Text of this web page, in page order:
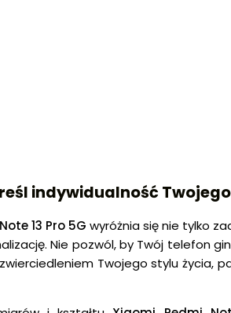
indywidualność
13 Pro 5G wyróżnia się nie tylko
Nie pozwól, by Twój telefon
Twojego stylu życia,